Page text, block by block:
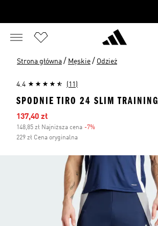
Strona główna / Męskie / Odzież
4.4 (11)
SPODNIE TIRO 24 SLIM TRAINING
Ceny na wyprzedaży
137,40 zł
148,85 zł Najniższa cena -7%
229 zł Cena oryginalna